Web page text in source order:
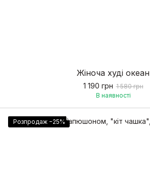
Жіноча худі океан
1 190 грн 1 580 грн
В наявності
Розпродаж −25%